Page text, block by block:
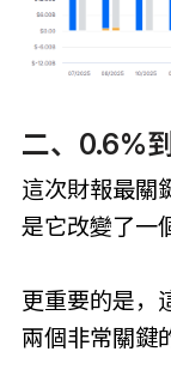
二、0.6%
這次財報最關
是它改變了一
更重要的是，
兩個非常關鍵